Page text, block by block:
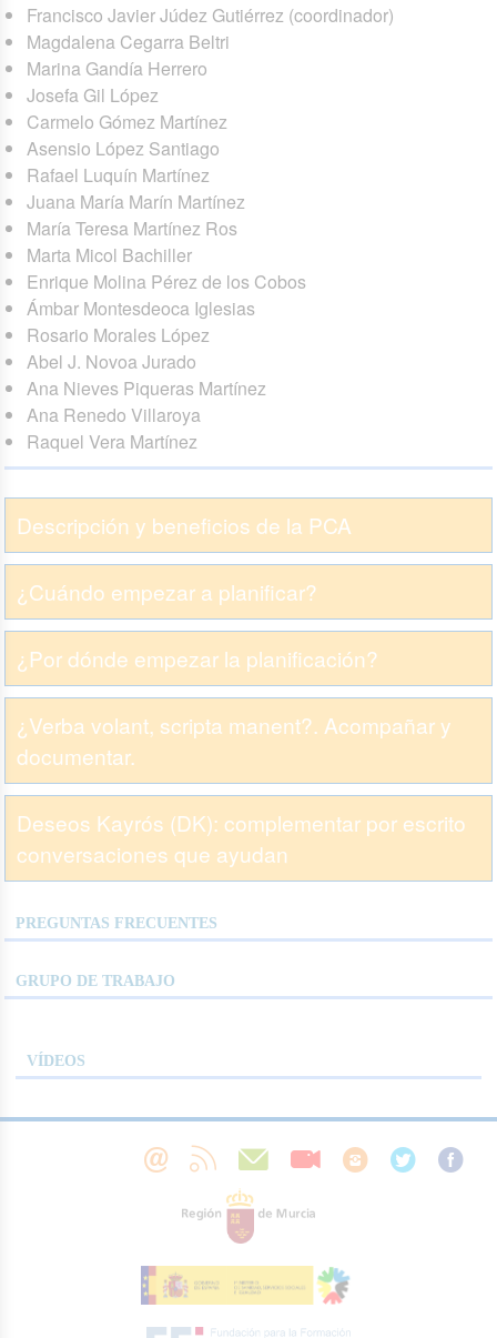
Francisco Javier Júdez Gutiérrez (coordinador)
Magdalena Cegarra Beltri
Marina Gandía Herrero
Josefa Gil López
Carmelo Gómez Martínez
Asensio López Santiago
Rafael Luquín Martínez
Juana María Marín Martínez
María Teresa Martínez Ros
Marta Micol Bachiller
Enrique Molina Pérez de los Cobos
Ámbar Montesdeoca Iglesias
Rosario Morales López
Abel J. Novoa Jurado
Ana Nieves Piqueras Martínez
Ana Renedo Villaroya
Raquel Vera Martínez
Descripción y beneficios de la PCA
¿Cuándo empezar a planificar?
¿Por dónde empezar la planificación?
¿Verba volant, scripta manent?. Acompañar y
documentar.
Deseos Kayrós (DK): complementar por escrito
conversaciones que ayudan
PREGUNTAS FRECUENTES
GRUPO DE TRABAJO
VÍDEOS